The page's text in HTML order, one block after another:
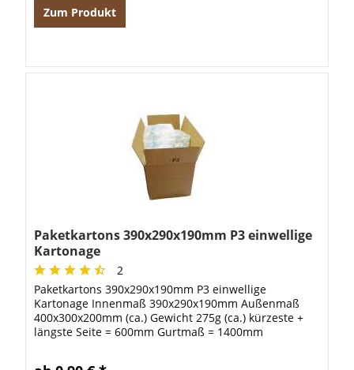
Zum Produkt
Paketkartons 390x290x190mm P3 einwellige
Kartonage
2
Paketkartons 390x290x190mm P3 einwellige
Kartonage Innenmaß 390x290x190mm Außenmaß
400x300x200mm (ca.) Gewicht 275g (ca.) kürzeste +
längste Seite = 600mm Gurtmaß = 1400mm